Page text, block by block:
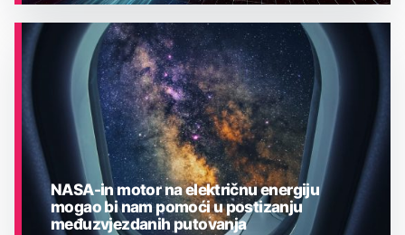
ASTRONOMIJA
NASA-in motor na električnu energiju
mogao bi nam pomoći u postizanju
međuzvjezdanih putovanja